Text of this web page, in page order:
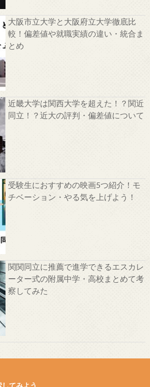
大阪市立大学と大阪府立大学徹底比
較！偏差値や就職実績の違い・統合ま
とめ
近畿大学は関西大学を超えた！？関近
同立！？近大の評判・偏差値について
受験生におすすめの映画5つ紹介！モ
チベーション・やる気を上げよう！
関関同立に推薦で進学できるエスカレ
ーター式の附属中学・高校まとめて考
察してみた
てみよう